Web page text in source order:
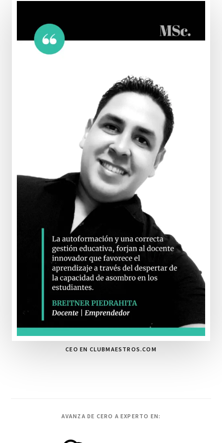
CEO EN CLUBMAESTROS.COM
AVANZA DE CERO A EXPERTO EN: